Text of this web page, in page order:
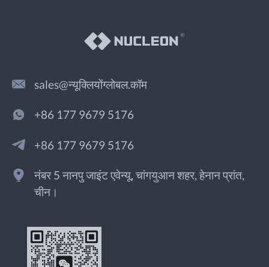
sales@न्यूक्लियोंग्लोबल.कॉम
+86 177 9679 5176
+86 177 9679 5176
नंबर 5 नानपु जाइंट एवेन्यू, चांगयुआन शहर, हेनान प्रांत,
चीन।